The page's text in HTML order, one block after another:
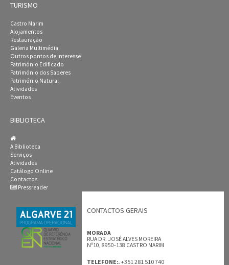
TURISMO
Castro Marim
Alojamentos
Restauração
Galeria Multimédia
Outros pontos de Interesse
Património Edificado
Património dos Saberes
Património Natural
Atividades
Eventos
BIBLIOTECA
A Biblioteca
Serviços
Atividades
Catálogo Online
Contactos
Pressreader
CONTACTOS GERAIS
MORADA
RUA DR. JOSÉ ALVES MOREIRA
Nº10, 8950-138 CASTRO MARIM
TELEFONE:.+351 281 510 740